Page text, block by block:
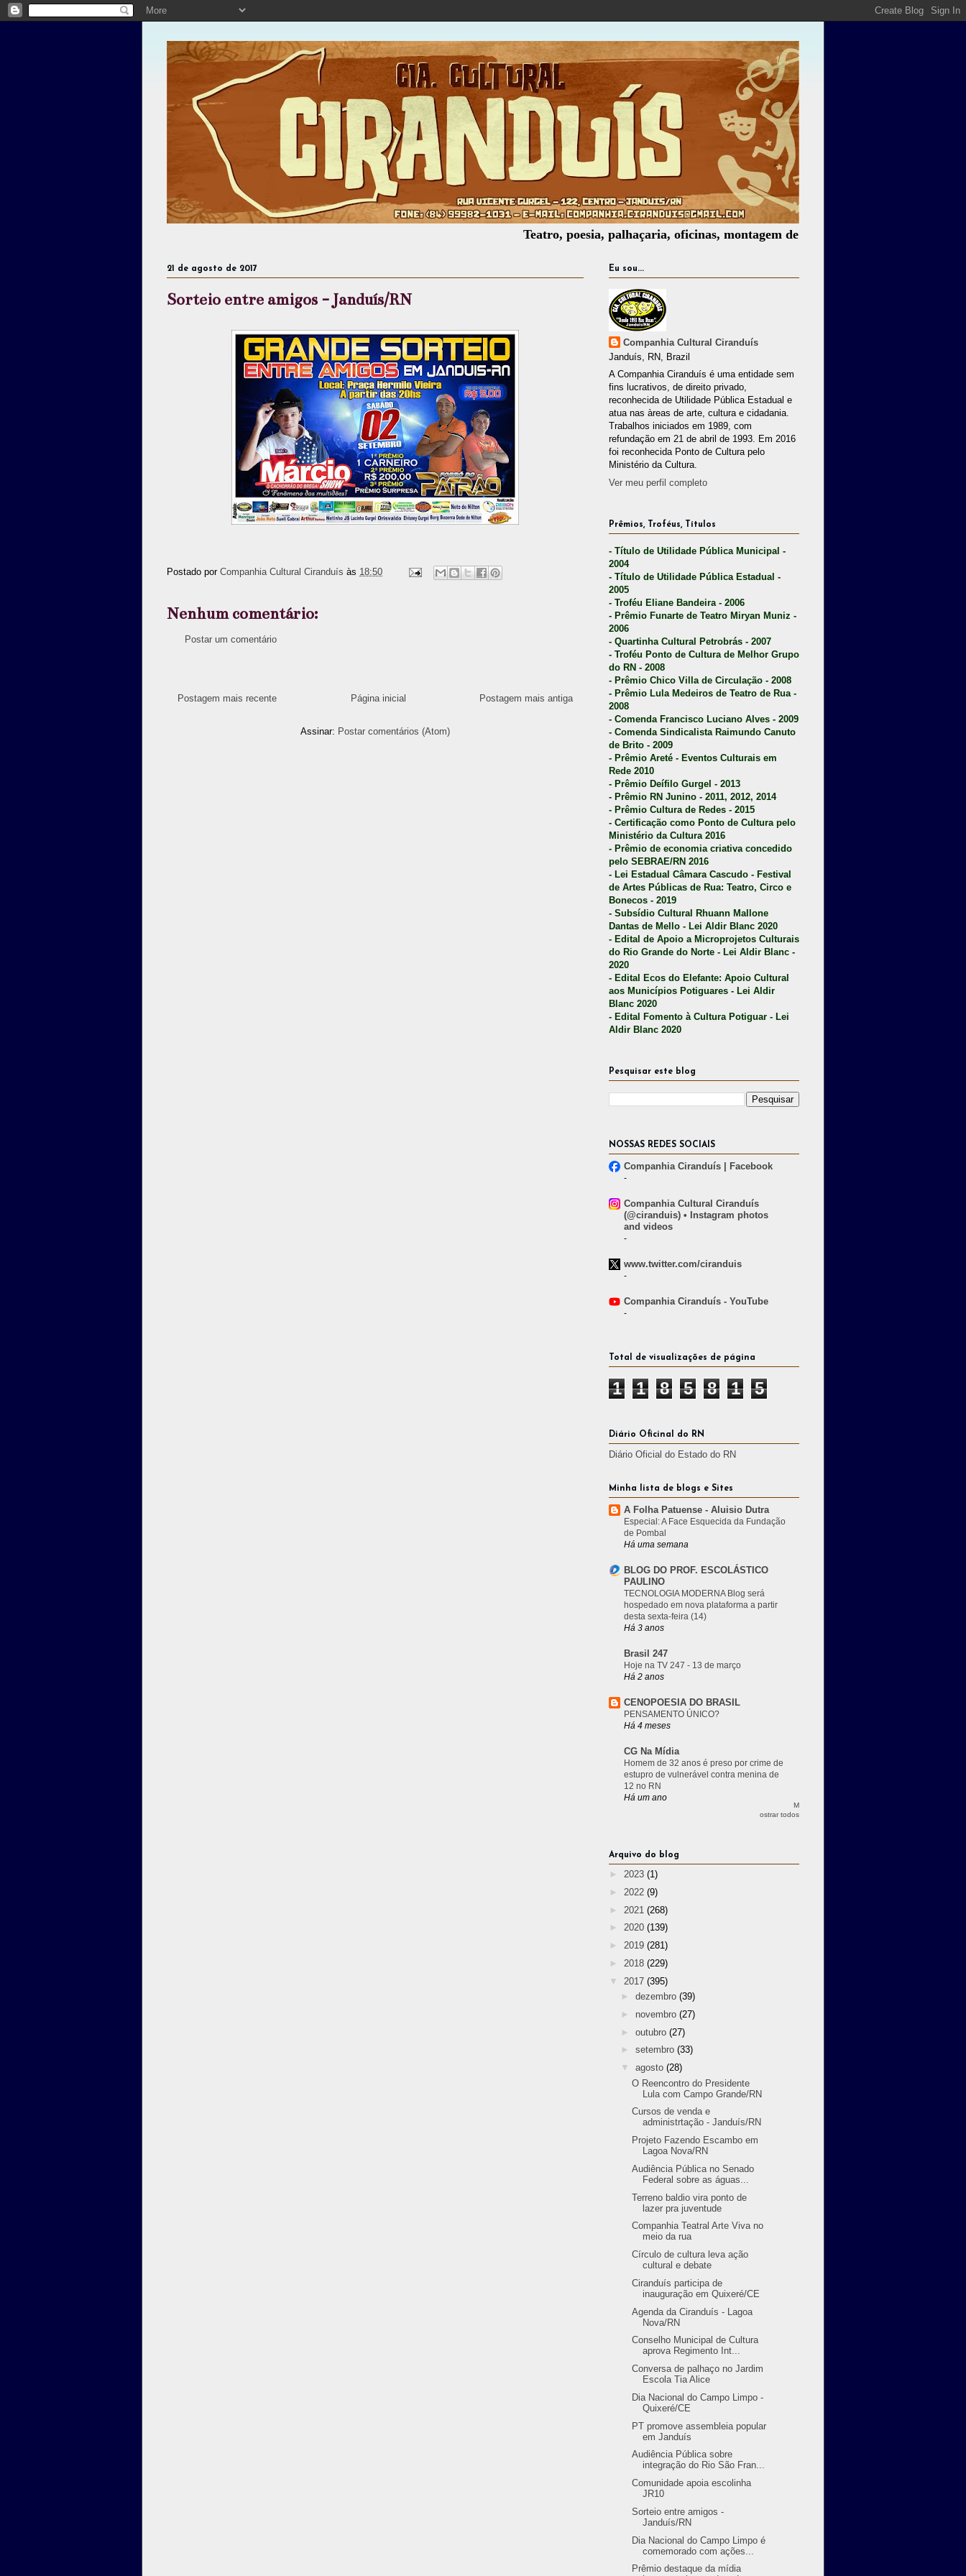
Teatro, poesia, palhaçaria, oficinas, montagem de espetáculos, assessoria cultural,
21 de agosto de 2017
Sorteio entre amigos - Janduís/RN
Postado por Companhia Cultural Ciranduís às 18:50
Nenhum comentário:
Postar um comentário
Postagem mais recente Postagem mais antiga
Página inicial
Assinar: Postar comentários (Atom)
Eu sou...
Companhia Cultural Ciranduís
Janduís, RN, Brazil
A Companhia Ciranduís é uma entidade sem
fins lucrativos, de direito privado,
reconhecida de Utilidade Pública Estadual e
atua nas àreas de arte, cultura e cidadania.
Trabalhos iniciados em 1989, com
refundação em 21 de abril de 1993. Em 2016
foi reconhecida Ponto de Cultura pelo
Ministério da Cultura.
Ver meu perfil completo
Prêmios, Troféus, Títulos
- Título de Utilidade Pública Municipal -
2004
- Título de Utilidade Pública Estadual -
2005
- Troféu Eliane Bandeira - 2006
- Prêmio Funarte de Teatro Miryan Muniz -
2006
- Quartinha Cultural Petrobrás - 2007
- Troféu Ponto de Cultura de Melhor Grupo
do RN - 2008
- Prêmio Chico Villa de Circulação - 2008
- Prêmio Lula Medeiros de Teatro de Rua -
2008
- Comenda Francisco Luciano Alves - 2009
- Comenda Sindicalista Raimundo Canuto
de Brito - 2009
- Prêmio Areté - Eventos Culturais em
Rede 2010
- Prêmio Deífilo Gurgel - 2013
- Prêmio RN Junino - 2011, 2012, 2014
- Prêmio Cultura de Redes - 2015
- Certificação como Ponto de Cultura pelo
Ministério da Cultura 2016
- Prêmio de economia criativa concedido
pelo SEBRAE/RN 2016
- Lei Estadual Câmara Cascudo - Festival
de Artes Públicas de Rua: Teatro, Circo e
Bonecos - 2019
- Subsídio Cultural Rhuann Mallone
Dantas de Mello - Lei Aldir Blanc 2020
- Edital de Apoio a Microprojetos Culturais
do Rio Grande do Norte - Lei Aldir Blanc -
2020
- Edital Ecos do Elefante: Apoio Cultural
aos Municípios Potiguares - Lei Aldir
Blanc 2020
- Edital Fomento à Cultura Potiguar - Lei
Aldir Blanc 2020
Pesquisar este blog
NOSSAS REDES SOCIAIS
Companhia Ciranduís | Facebook
-
Companhia Cultural Ciranduís
(@ciranduis) • Instagram photos
and videos
-
www.twitter.com/ciranduis
-
Companhia Ciranduís - YouTube
-
Total de visualizações de página
1 1 8 5 8 1 5
Diário Oficinal do RN
Diário Oficial do Estado do RN
Minha lista de blogs e Sites
A Folha Patuense - Aluisio Dutra
Especial: A Face Esquecida da Fundação
de Pombal
Há uma semana
BLOG DO PROF. ESCOLÁSTICO
PAULINO
TECNOLOGIA MODERNA Blog será
hospedado em nova plataforma a partir
desta sexta-feira (14)
Há 3 anos
Brasil 247
Hoje na TV 247 - 13 de março
Há 2 anos
CENOPOESIA DO BRASIL
PENSAMENTO ÚNICO?
Há 4 meses
CG Na Mídia
Homem de 32 anos é preso por crime de
estupro de vulnerável contra menina de
12 no RN
Há um ano
M
ostrar todos
Arquivo do blog
► 2023 (1)
► 2022 (9)
► 2021 (268)
► 2020 (139)
► 2019 (281)
► 2018 (229)
▼ 2017 (395)
► dezembro (39)
► novembro (27)
► outubro (27)
► setembro (33)
▼ agosto (28)
O Reencontro do Presidente
Lula com Campo Grande/RN
Cursos de venda e
administrtação - Janduís/RN
Projeto Fazendo Escambo em
Lagoa Nova/RN
Audiência Pública no Senado
Federal sobre as águas...
Terreno baldio vira ponto de
lazer pra juventude
Companhia Teatral Arte Viva no
meio da rua
Círculo de cultura leva ação
cultural e debate
Ciranduís participa de
inauguração em Quixeré/CE
Agenda da Ciranduís - Lagoa
Nova/RN
Conselho Municipal de Cultura
aprova Regimento Int...
Conversa de palhaço no Jardim
Escola Tia Alice
Dia Nacional do Campo Limpo -
Quixeré/CE
PT promove assembleia popular
em Janduís
Audiência Pública sobre
integração do Rio São Fran...
Comunidade apoia escolinha
JR10
Sorteio entre amigos -
Janduís/RN
Dia Nacional do Campo Limpo é
comemorado com ações...
Prêmio destaque da mídia